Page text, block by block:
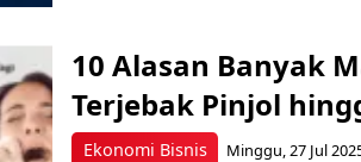
Ekonomi Bisnis
10 Alasan Banyak
Terjebak Pinjol
Minggu, 27 Jul